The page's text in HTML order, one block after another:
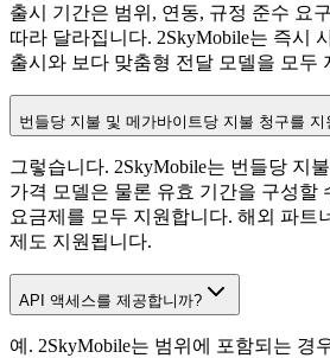
출시 기간은 범위, 연동, 규정 준수 요
따라 달라집니다. 2SkyMobile는 즉시
출시와 보다 맞춤형 전달 모델을 모두
번들당 지불 및 메가바이트당 지불 청구를 지
그렇습니다. 2SkyMobile는 번들당 지
가격 모델은 물론 유효 기간을 구성할
요금제를 모두 지원합니다. 해외 파트
제도 지원됩니다.
API 액세스를 제공합니까?
예. 2SkyMobile는 범위에 포함되는 경